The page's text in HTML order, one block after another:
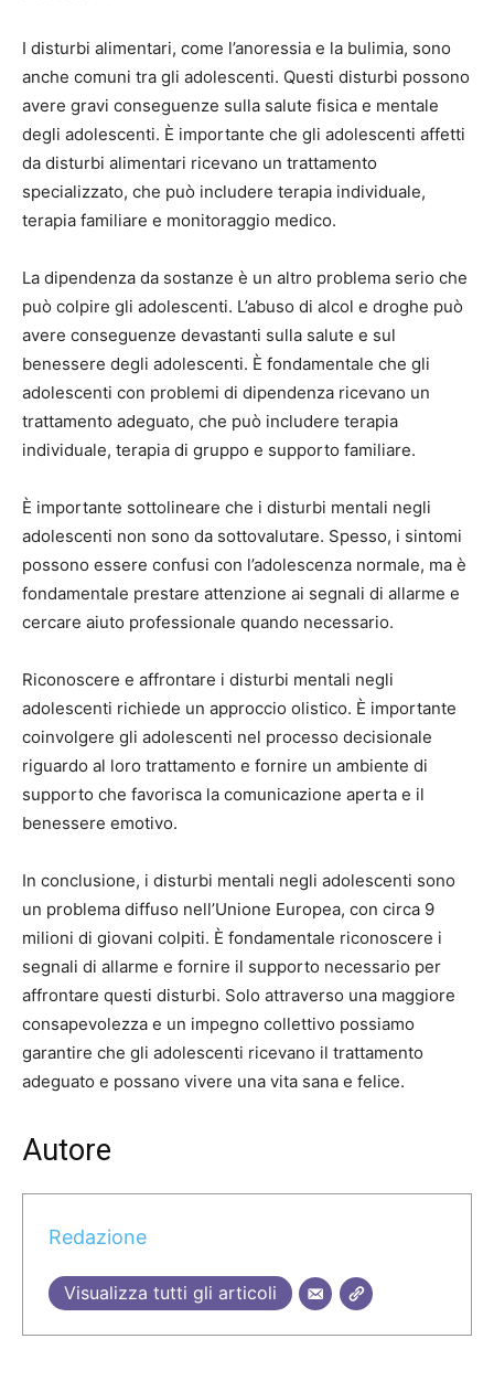
I disturbi alimentari, come l’anoressia e la bulimia, sono
anche comuni tra gli adolescenti. Questi disturbi possono
avere gravi conseguenze sulla salute fisica e mentale
degli adolescenti. È importante che gli adolescenti affetti
da disturbi alimentari ricevano un trattamento
specializzato, che può includere terapia individuale,
terapia familiare e monitoraggio medico.
La dipendenza da sostanze è un altro problema serio che
può colpire gli adolescenti. L’abuso di alcol e droghe può
avere conseguenze devastanti sulla salute e sul
benessere degli adolescenti. È fondamentale che gli
adolescenti con problemi di dipendenza ricevano un
trattamento adeguato, che può includere terapia
individuale, terapia di gruppo e supporto familiare.
È importante sottolineare che i disturbi mentali negli
adolescenti non sono da sottovalutare. Spesso, i sintomi
possono essere confusi con l’adolescenza normale, ma è
fondamentale prestare attenzione ai segnali di allarme e
cercare aiuto professionale quando necessario.
Riconoscere e affrontare i disturbi mentali negli
adolescenti richiede un approccio olistico. È importante
coinvolgere gli adolescenti nel processo decisionale
riguardo al loro trattamento e fornire un ambiente di
supporto che favorisca la comunicazione aperta e il
benessere emotivo.
In conclusione, i disturbi mentali negli adolescenti sono
un problema diffuso nell’Unione Europea, con circa 9
milioni di giovani colpiti. È fondamentale riconoscere i
segnali di allarme e fornire il supporto necessario per
affrontare questi disturbi. Solo attraverso una maggiore
consapevolezza e un impegno collettivo possiamo
garantire che gli adolescenti ricevano il trattamento
adeguato e possano vivere una vita sana e felice.
Autore
Redazione
Visualizza tutti gli articoli